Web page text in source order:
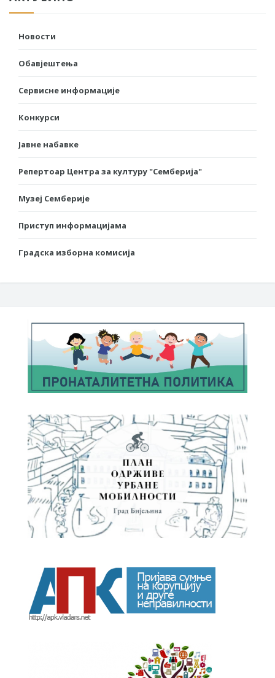
Новости
Обавјештења
Сервисне информације
Конкурси
Јавне набавке
Репертоар Центра за културу "Семберија"
Музеј Семберије
Приступ информацијама
Градска изборна комисија